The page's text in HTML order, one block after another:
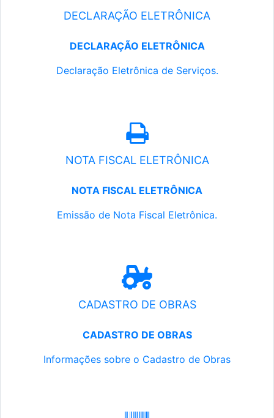
DECLARAÇÃO ELETRÔNICA
DECLARAÇÃO ELETRÔNICA
Declaração Eletrônica de Serviços.
NOTA FISCAL ELETRÔNICA
NOTA FISCAL ELETRÔNICA
Emissão de Nota Fiscal Eletrônica.
CADASTRO DE OBRAS
CADASTRO DE OBRAS
Informações sobre o Cadastro de Obras